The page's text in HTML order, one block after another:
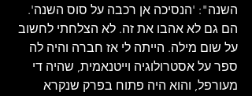
השנה": 'הנסיכה אן רכבה על סוס השנה'.
הם גם לא אהבו את זה. לא הצלחתי לחשוב
על שום מילה. הייתה לי אז חברה והיה לה
ספר על אסטרולוגיה וייטנאמית, שהיה די
מעורפל, והוא היה פתוח בפרק שנקרא